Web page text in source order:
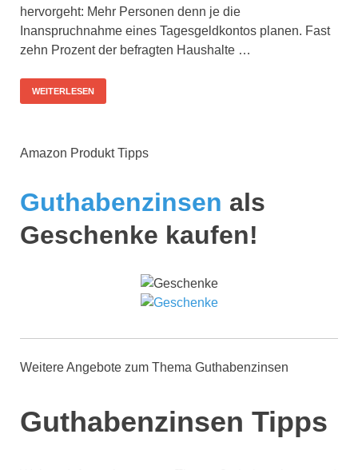
hervorgeht: Mehr Personen denn je die
Inanspruchnahme eines Tagesgeldkontos planen. Fast
zehn Prozent der befragten Haushalte …
WEITERLESEN
Amazon Produkt Tipps
Guthabenzinsen als
Geschenke kaufen!
Weitere Angebote zum Thema Guthabenzinsen
Guthabenzinsen Tipps